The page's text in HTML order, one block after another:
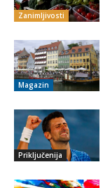
Zanimljivosti
Magazin
Priključenija